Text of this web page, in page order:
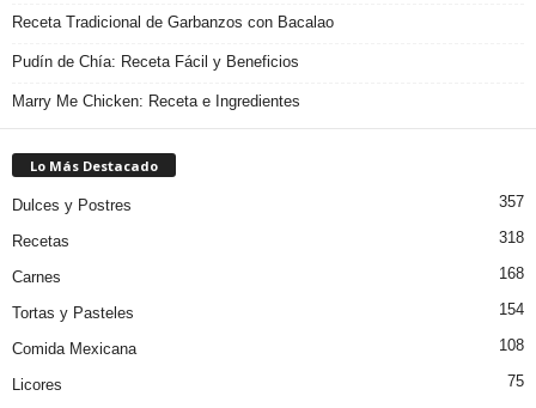
Receta Tradicional de Garbanzos con Bacalao
Pudín de Chía: Receta Fácil y Beneficios
Marry Me Chicken: Receta e Ingredientes
Lo Más Destacado
Dulces y Postres 357
Recetas 318
Carnes 168
Tortas y Pasteles 154
Comida Mexicana 108
Licores 75